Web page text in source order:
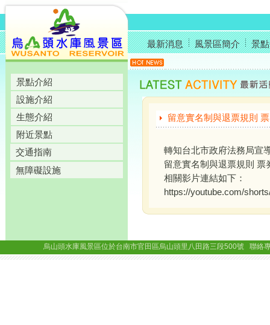
景點介紹
設施介紹
生態介紹
附近景點
交通指南
無障礙設施
最新消息 風景區簡介 景
留意實名制與退票規則
轉知台北市政府法務局宣
留意實名制與退票規則 票
相關影片連結如下：
https://youtube.com/
烏山頭水庫風景區位於台南市官田區烏山頭里八田路三段500號 聯